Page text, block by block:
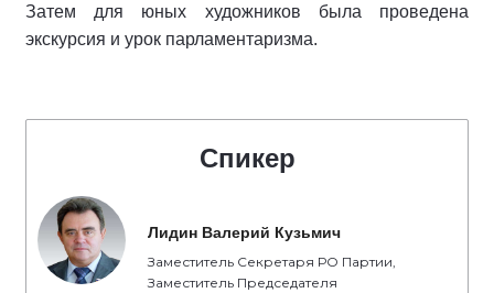
Затем для юных художников была проведена
экскурсия и урок парламентаризма.
Спикер
Лидин Валерий Кузьмич
Заместитель Секретаря РО Партии,
Заместитель Председателя